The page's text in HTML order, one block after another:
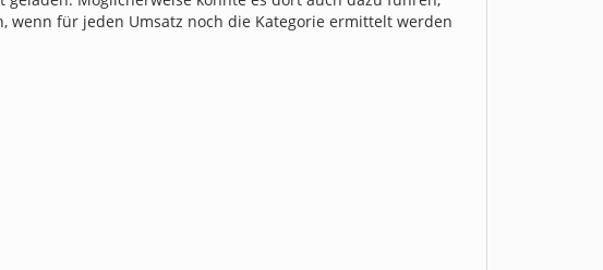
für jeden Umsatz noch die Kategorie ermittelt werden